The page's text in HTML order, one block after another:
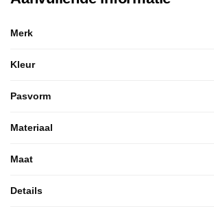
Merk
Kleur
Pasvorm
Materiaal
Maat
Details